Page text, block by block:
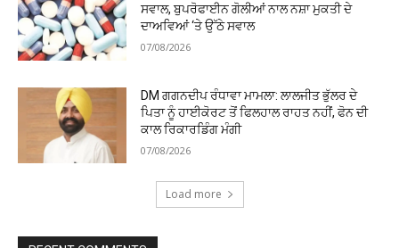
ਸਵਾਲ, ਬੁਪਰੋਫਾਈਨ ਗੋਲੀਆਂ ਨਾਲ ਨਸ਼ਾ ਮੁਕਤੀ ਦੇ
ਦਾਅਵਿਆਂ ‘ਤੇ ਉੱਠੇ ਸਵਾਲ
07/08/2026
DM ਗਗਨਦੀਪ ਰੰਧਾਵਾ ਮਾਮਲਾ: ਲਾਲਜੀਤ ਭੁੱਲਰ ਦੇ
ਪਿਤਾ ਨੂੰ ਹਾਈਕੋਰਟ ਤੋਂ ਫਿਲਹਾਲ ਰਾਹਤ ਨਹੀਂ, ਫੋਨ ਦੀ
ਕਾਲ ਰਿਕਾਰਡਿੰਗ ਮੰਗੀ
07/08/2026
Load more